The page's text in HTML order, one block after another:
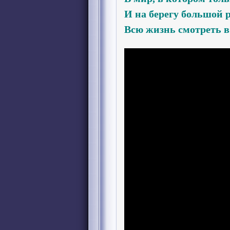
И на берегу большой
Всю жизнь смотреть в